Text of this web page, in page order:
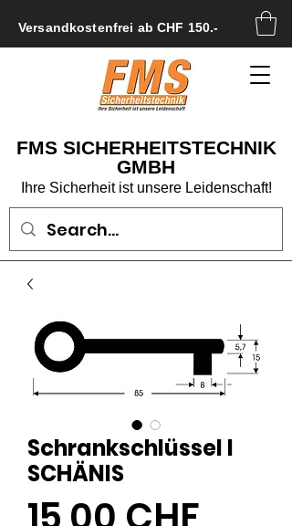
FMS SICHERHEITSTECHNIK
GMBH
Ihre Sicherheit ist unsere Leidenschaft!
Versandkostenfrei ab CHF 150.-
Schrankschlüssel I
SCHÄNIS